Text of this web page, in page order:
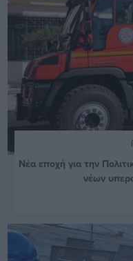
Νέα εποχή για την
νέων